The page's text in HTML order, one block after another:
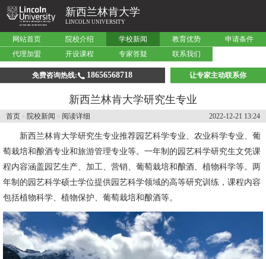
新西兰林肯大学
LINCOLN UNIVERSITY
网站首页 院校介绍 学校新闻 教育优势
申请条件
代理加盟
开设课程 专家答疑 联系我们
免费咨询热线: 18656568718 让专家主动联系你
新西兰林肯大学研究生专业
2022-12-21 13:24
首页 > 院校新闻 > 阅读详细
新西兰林肯大学研究生专业推荐园艺科学专业、农业科学专业、葡
萄栽培和酿酒专业和旅游管理专业等。一年制的园艺科学研究生文凭课
程内容涵盖园艺生产、加工、营销、葡萄栽培和酿酒、植物科学等。两
年制的园艺科学硕士学位提供园艺科学领域的高等研究训练，课程内容
包括植物科学、植物保护、葡萄栽培和酿酒等。